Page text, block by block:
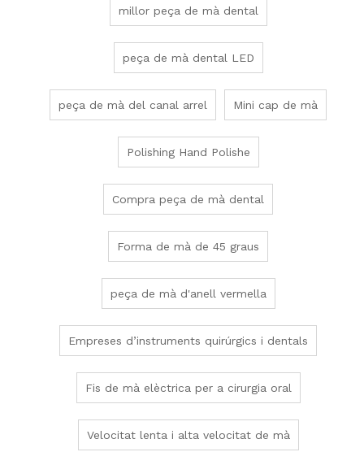
millor peça de mà dental
peça de mà dental LED
peça de mà del canal arrel Mini cap de mà
Polishing Hand Polishe
Compra peça de mà dental
Forma de mà de 45 graus
peça de mà d'anell vermella
Empreses d’instruments quirúrgics i dentals
Fis de mà elèctrica per a cirurgia oral
Velocitat lenta i alta velocitat de mà